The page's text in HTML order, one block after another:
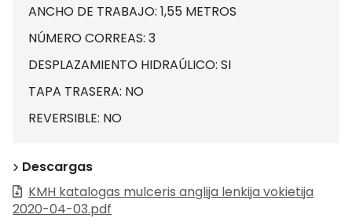
ANCHO DE TRABAJO: 1,55 METROS
NÚMERO CORREAS: 3
DESPLAZAMIENTO HIDRAÚLICO: SI
TAPA TRASERA: NO
REVERSIBLE: NO
Descargas
KMH katalogas mulceris anglija lenkija vokietija
2020-04-03.pdf